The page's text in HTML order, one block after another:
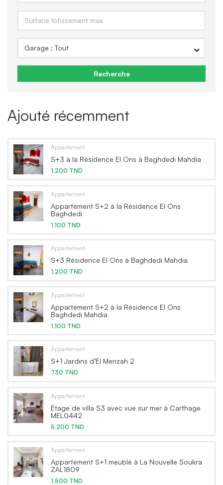
Recherche
Ajouté récemment
Appartement
S+3 à la Résidence El Ons à Baghdedi Mahdia
1,200 TND
Appartement
Appartement S+2 à la Résidence El Ons
Baghdedi
1,100 TND
Appartement
S+3 Résidence El Ons à Baghdedi Mahdia
1,200 TND
Appartement
Appartement S+2 à la Résidence El Ons
Baghdedi Mahdia
1,100 TND
Appartement
S+1 Jardins d’El Menzah 2
730 TND
Appartement
Étage de villa S3 avec vue sur mer à Carthage
MEL0442
5,200 TND
Appartement
Appartement S+1 meublé à La Nouvelle Soukra
ZAL1809
1,500 TND